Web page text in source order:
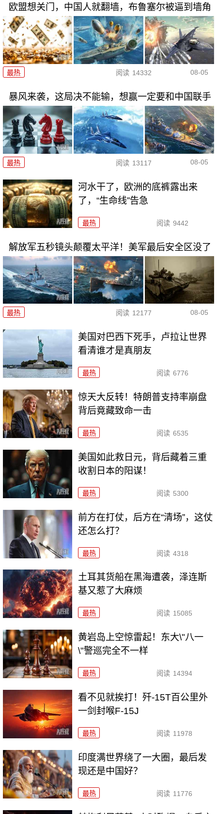
欧盟想关门，中国人就翻墙，布鲁塞尔被逼到墙角
最热 阅读 14332 08-05
暴风来袭，这局决不能输，想赢一定要和中国联手
最热 阅读 13117 08-05
河水干了，欧洲的底裤露出来
了，“生命线”告急
最热 阅读 9442
解放军五秒镜头颠覆太平洋！美军最后安全区没了
最热 阅读 12177 08-05
美国对巴西下死手，卢拉让世界
看清谁才是真朋友
最热 阅读 6776
惊天大反转！特朗普支持率崩盘
背后竟藏致命一击
最热 阅读 6535
美国如此救日元，背后藏着三重
收割日本的阳谋！
最热 阅读 5300
前方在打仗，后方在“清场”，这仗
还怎么打？
最热 阅读 4318
土耳其货船在黑海遭袭，泽连斯
基又惹了大麻烦
最热 阅读 15085
黄岩岛上空惊雷起！东大\"八一
\"警巡完全不一样
最热 阅读 14394
看不见就挨打！歼-15T百公里外
一剑封喉F-15J
最热 阅读 11978
印度满世界绕了一大圈，最后发
现还是中国好？
最热 阅读 11776